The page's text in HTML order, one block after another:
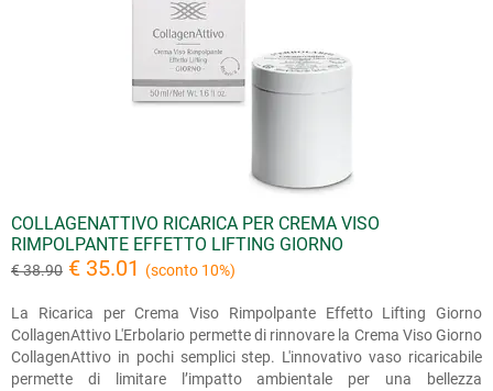
COLLAGENATTIVO RICARICA PER CREMA VISO
RIMPOLPANTE EFFETTO LIFTING GIORNO
€ 38.90 € 35.01 (sconto 10%)
La Ricarica per Crema Viso Rimpolpante Effetto Lifting Giorno
CollagenAttivo L'Erbolario permette di rinnovare la Crema Viso Giorno
CollagenAttivo in pochi semplici step. L'innovativo vaso ricaricabile
permette di limitare l’impatto ambientale per una bellezza